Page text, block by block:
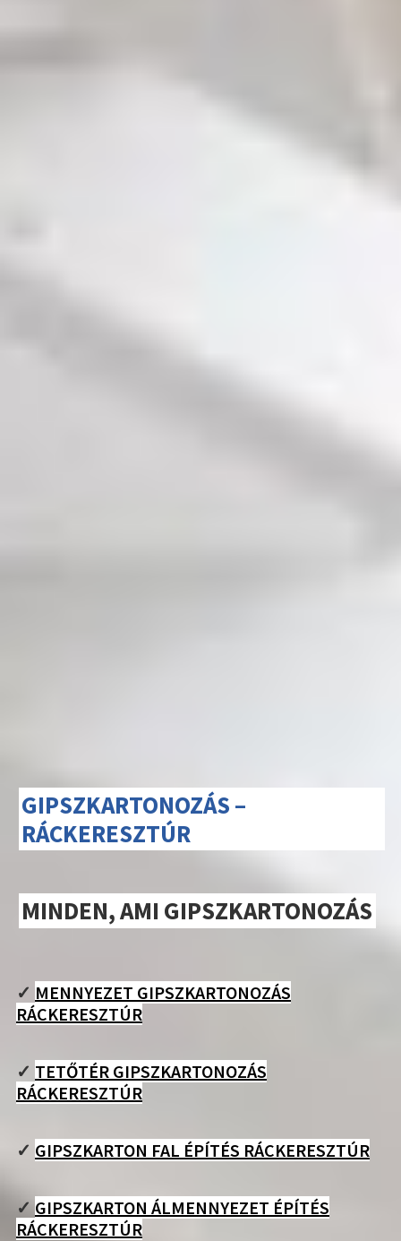
GIPSZKARTONOZÁS –
RÁCKERESZTÚR
MINDEN, AMI GIPSZKARTONOZÁS
✓ MENNYEZET GIPSZKARTONOZÁS
RÁCKERESZTÚR
✓ TETŐTÉR GIPSZKARTONOZÁS
RÁCKERESZTÚR
✓ GIPSZKARTON FAL ÉPÍTÉS RÁCKERESZTÚR
✓ GIPSZKARTON ÁLMENNYEZET ÉPÍTÉS
RÁCKERESZTÚR